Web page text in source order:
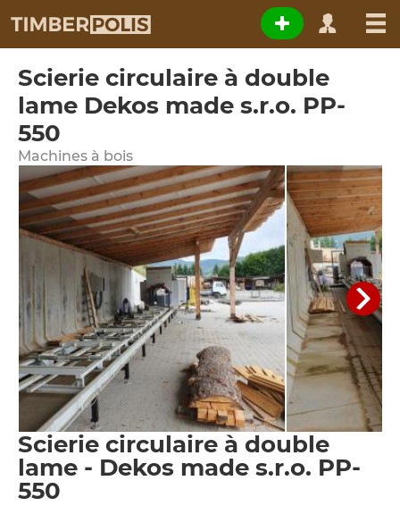
Scierie circulaire à double
lame Dekos made s.r.o. PP-
550
Machines à bois
Scierie circulaire à double
lame - Dekos made s.r.o. PP-
550